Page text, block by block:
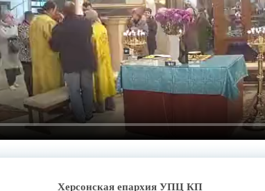
Херсонская епархия УПЦ КП